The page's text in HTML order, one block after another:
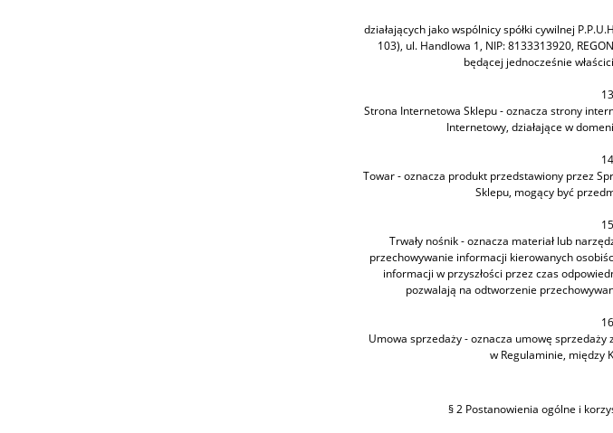
działających jako wspólnicy spółki cywilnej
103), ul. Handlowa 1, NIP: 8133313920,
będącej jednocześnie
Strona Internetowa Sklepu - oznacza strony
Internetowy, działające w
Towar - oznacza produkt przedstawiony przez
Sklepu, mogący być
Trwały nośnik - oznacza materiał lub
przechowywanie informacji kierowanych
informacji w przyszłości przez czas
pozwalają na odtworzenie
Umowa sprzedaży - oznacza umowę
w Regulaminie, między
§ 2 Postanowienia ogólne i